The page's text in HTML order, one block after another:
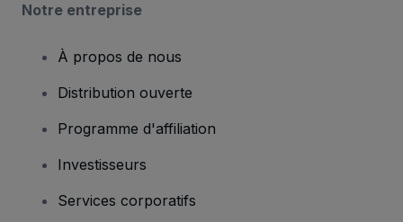
Notre entreprise
À propos de nous
Distribution ouverte
Programme d'affiliation
Investisseurs
Services corporatifs